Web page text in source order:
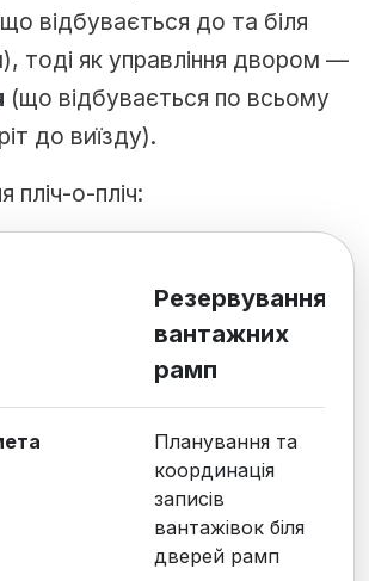
відбувається до та біля
тоді як управління двором —
(що відбувається по всьому
до виїзду).
пліч-о-пліч:
Резервування
вантажних
рамп
Планування та
координація
записів
вантажівок біля
дверей рамп